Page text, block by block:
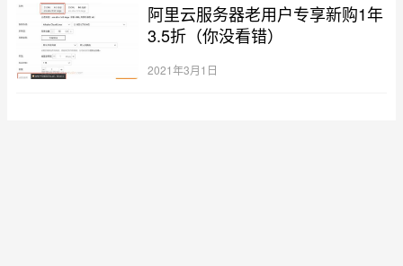
阿里云服务器老用户专享新购1年
3.5折（你没看错）
2021年3月1日